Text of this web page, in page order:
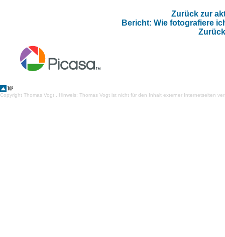
Zurück zur
Bericht: Wie fotografiere
Copyright Thomas Vogt , Hinweis: Thomas Vogt ist nicht für den Inhalt externer Internetseiten